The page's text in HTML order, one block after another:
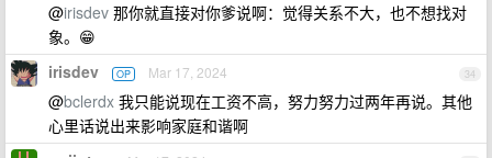
@irisdev 那你就直接对你爹说啊：觉得关系不大，也不想找对
象。😁
34
irisdev OP Mar 17, 2024
@bclerdx 我只能说现在工资不高，努力努力过两年再说。其他
心里话说出来影响家庭和谐啊